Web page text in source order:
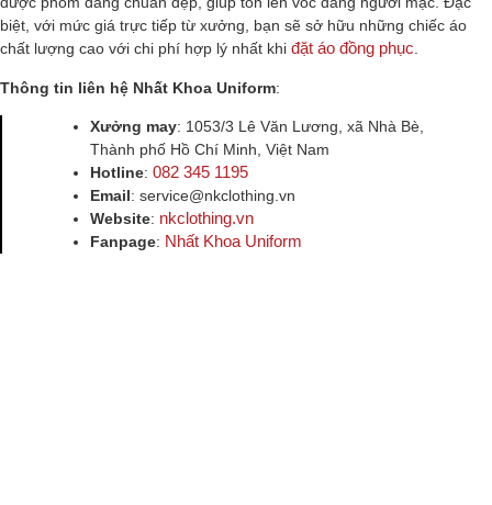
biệt, với mức giá trực tiếp từ xưởng, bạn sẽ sở hữu những chiếc áo
chất lượng cao với chi phí hợp lý nhất khi đặt áo đồng phục.
Thông tin liên hệ Nhất Khoa Uniform:
Xưởng may: 1053/3 Lê Văn Lương, xã Nhà Bè,
Thành phố Hồ Chí Minh, Việt Nam
Hotline: 082 345 1195
Email: service@nkclothing.vn
Website: nkclothing.vn
Fanpage: Nhất Khoa Uniform